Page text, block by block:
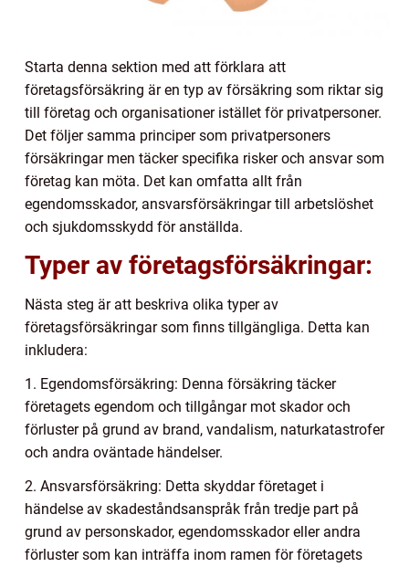
Starta denna sektion med att förklara att
företagsförsäkring är en typ av försäkring som riktar sig
till företag och organisationer istället för privatpersoner.
Det följer samma principer som privatpersoners
försäkringar men täcker specifika risker och ansvar som
företag kan möta. Det kan omfatta allt från
egendomsskador, ansvarsförsäkringar till arbetslöshet
och sjukdomsskydd för anställda.
Typer av företagsförsäkringar:
Nästa steg är att beskriva olika typer av
företagsförsäkringar som finns tillgängliga. Detta kan
inkludera:
1. Egendomsförsäkring: Denna försäkring täcker
företagets egendom och tillgångar mot skador och
förluster på grund av brand, vandalism, naturkatastrofer
och andra oväntade händelser.
2. Ansvarsförsäkring: Detta skyddar företaget i
händelse av skadeståndsanspråk från tredje part på
grund av personskador, egendomsskador eller andra
förluster som kan inträffa inom ramen för företagets